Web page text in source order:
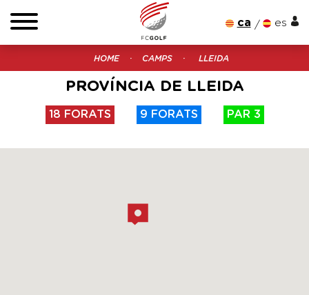
ca es
HOME CAMPS LLEIDA
PROVÍNCIA DE LLEIDA
18 FORATS 9 FORATS PAR 3